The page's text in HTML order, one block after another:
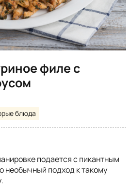
филе с
блюда
подается с пикантным
необычный подход к такому